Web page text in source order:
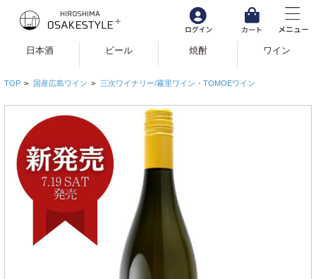
日本酒 ビール 焼酎 ワイン
TOP > 国産広島ワイン > 三次ワイナリー/霧里ワイン・TOMOEワイン